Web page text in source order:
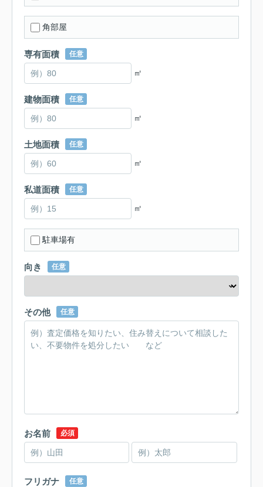
角部屋
専有面積 任意
㎡
建物面積 任意
㎡
土地面積 任意
㎡
私道面積 任意
㎡
駐車場有
向き 任意
その他 任意
お名前 必須
フリガナ 任意